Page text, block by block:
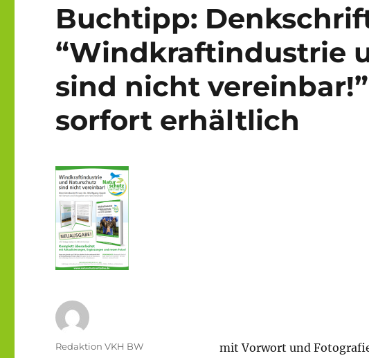
Buchtipp:
“Windkraftindustrie
sind nicht
sorfort erhältlich
mit Vorwort und
Autor
Redaktion VKH BW